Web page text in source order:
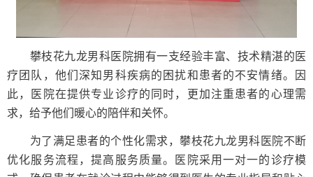
攀枝花九龙男科医院拥有一支经验丰富、技术精湛的医
疗团队，他们深知男科疾病的困扰和患者的不安情绪。因
此，医院在提供专业诊疗的同时，更加注重患者的心理需
求，给予他们暖心的陪伴和关怀。
为了满足患者的个性化需求，攀枝花九龙男科医院不断
优化服务流程，提高服务质量。医院采用一对一的诊疗模